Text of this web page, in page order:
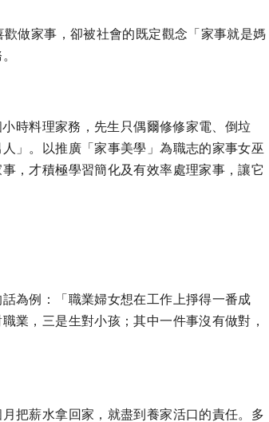
做家事，卻被社會的既定觀念「家事就是媽
時料理家務，先生只偶爾修修家電、倒垃
」。以推廣「家事美學」為職志的家事女巫
，才積極學習簡化及有效率處理家事，讓它
為例：「職業婦女想在工作上掙得一番成
業，三是生對小孩；其中一件事沒有做對，
把薪水拿回家，就盡到養家活口的責任。多